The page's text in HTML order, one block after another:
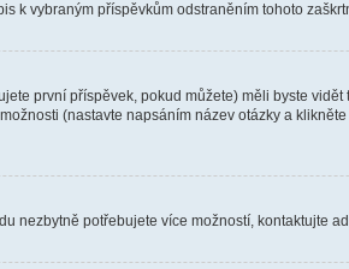
k vybraným příspěvkům odstraněním tohoto
první příspěvek, pokud můžete) měli byste vidět
(nastavte napsáním název otázky a
nezbytně potřebujete více možností, kontaktujte